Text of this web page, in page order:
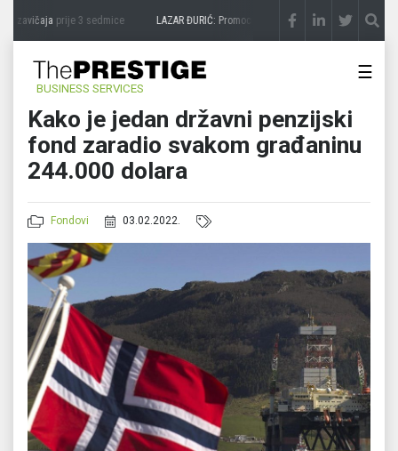
zavičajaprije 3 sedmice LAZAR ĐURIĆ: Promocija potencijal pretvara u destinaciju
BUSINESS SERVICES
☰
Kako je jedan državni penzijski
fond zaradio svakom građaninu
244.000 dolara
Fondovi 03.02.2022.